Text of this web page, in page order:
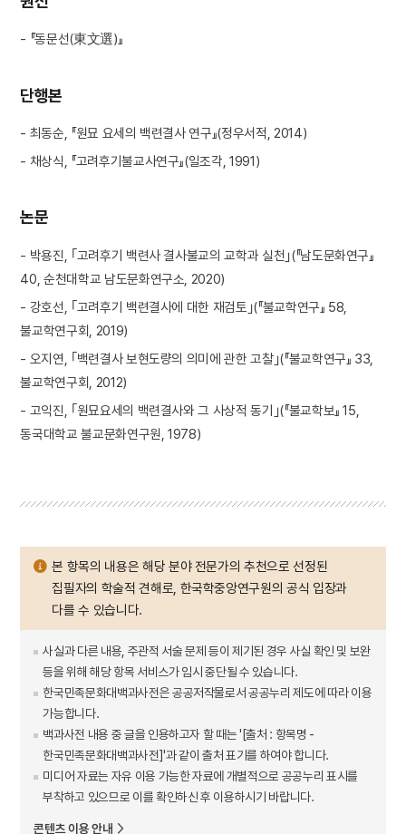
- 『동문선(東文選)』
단행본
- 최동순, 『원묘 요세의 백련결사 연구』(정우서적, 2014)
- 채상식, 『고려후기불교사연구』(일조각, 1991)
논문
- 박용진, ｢고려후기 백련사 결사불교의 교학과 실천｣(『남도문화연구』
40, 순천대학교 남도문화연구소, 2020)
- 강호선, ｢고려후기 백련결사에 대한 재검토｣(『불교학연구』 58,
불교학연구회, 2019)
- 오지연, ｢백련결사 보현도량의 의미에 관한 고찰｣(『불교학연구』 33,
불교학연구회, 2012)
- 고익진, ｢원묘요세의 백련결사와 그 사상적 동기｣(『불교학보』 15,
동국대학교 불교문화연구원, 1978)
본 항목의 내용은 해당 분야 전문가의 추천으로 선정된
집필자의 학술적 견해로, 한국학중앙연구원의 공식 입장과
다를 수 있습니다.
사실과 다른 내용, 주관적 서술 문제 등이 제기된 경우 사실 확인 및 보완
등을 위해 해당 항목 서비스가 임시 중단될 수 있습니다.
한국민족문화대백과사전은 공공저작물로서 공공누리 제도에 따라 이용
가능합니다.
백과사전 내용 중 글을 인용하고자 할 때는 '[출처 : 항목명 -
한국민족문화대백과사전]'과 같이 출처 표기를 하여야 합니다.
미디어 자료는 자유 이용 가능한 자료에 개별적으로 공공누리 표시를
부착하고 있으므로 이를 확인하신 후 이용하시기 바랍니다.
콘텐츠 이용 안내